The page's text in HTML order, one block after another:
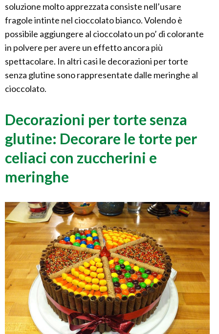
soluzione molto apprezzata consiste nell’usare
fragole intinte nel cioccolato bianco. Volendo è
possibile aggiungere al cioccolato un po’ di colorante
in polvere per avere un effetto ancora più
spettacolare. In altri casi le decorazioni per torte
senza glutine sono rappresentate dalle meringhe al
cioccolato.
Decorazioni per torte senza
glutine: Decorare le torte per
celiaci con zuccherini e
meringhe